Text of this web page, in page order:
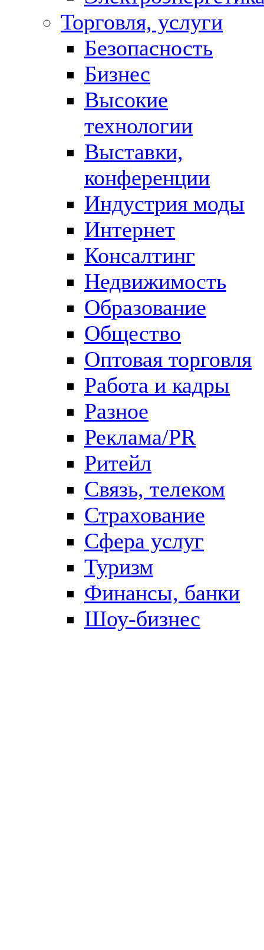
Торговля, услуги
Безопасность
Бизнес
Высокие
технологии
Выставки,
конференции
Индустрия моды
Интернет
Консалтинг
Недвижимость
Образование
Общество
Оптовая торговля
Работа и кадры
Разное
Реклама/PR
Ритейл
Связь, телеком
Страхование
Сфера услуг
Туризм
Финансы, банки
Шоу-бизнес